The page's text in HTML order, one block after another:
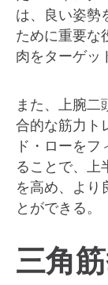
は、良い姿勢
ために重要な
肉をターゲッ
また、上腕二
合的な筋力ト
ド・ローを
ることで、上
を高め、より
とができる。
三角